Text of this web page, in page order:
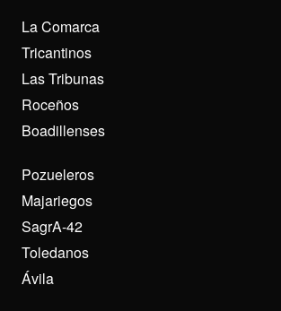
La Comarca
Tricantinos
Las Tribunas
Roceños
Boadillenses
Pozueleros
Majariegos
SagrA-42
Toledanos
Ávila